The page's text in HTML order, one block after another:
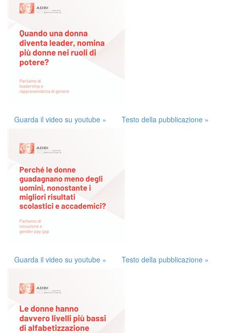
Guarda il video su youtube » Testo della pubblicazione »
Guarda il video su youtube » Testo della pubblicazione »